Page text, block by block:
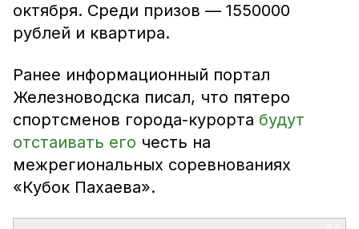
октября. Среди призов — 1550000
рублей и квартира.
Ранее информационный портал
Железноводска писал, что пятеро
спортсменов города-курорта будут
отстаивать его честь на
межрегиональных соревнованиях
«Кубок Пахаева».